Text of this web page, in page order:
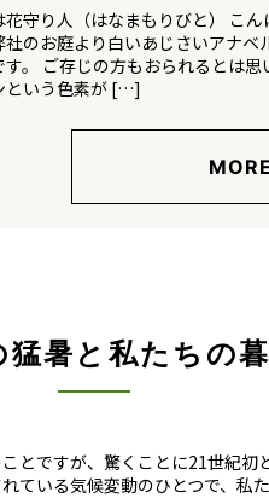
花守り人（はなまもりびと） こ
社のお庭より白いあじさいアナベ
す。 ご存じの方もおられるとは
という色素が […]
MORE
猛暑と私たちの
とですが、驚くことに21世紀
ている気候変動のひとつで、私